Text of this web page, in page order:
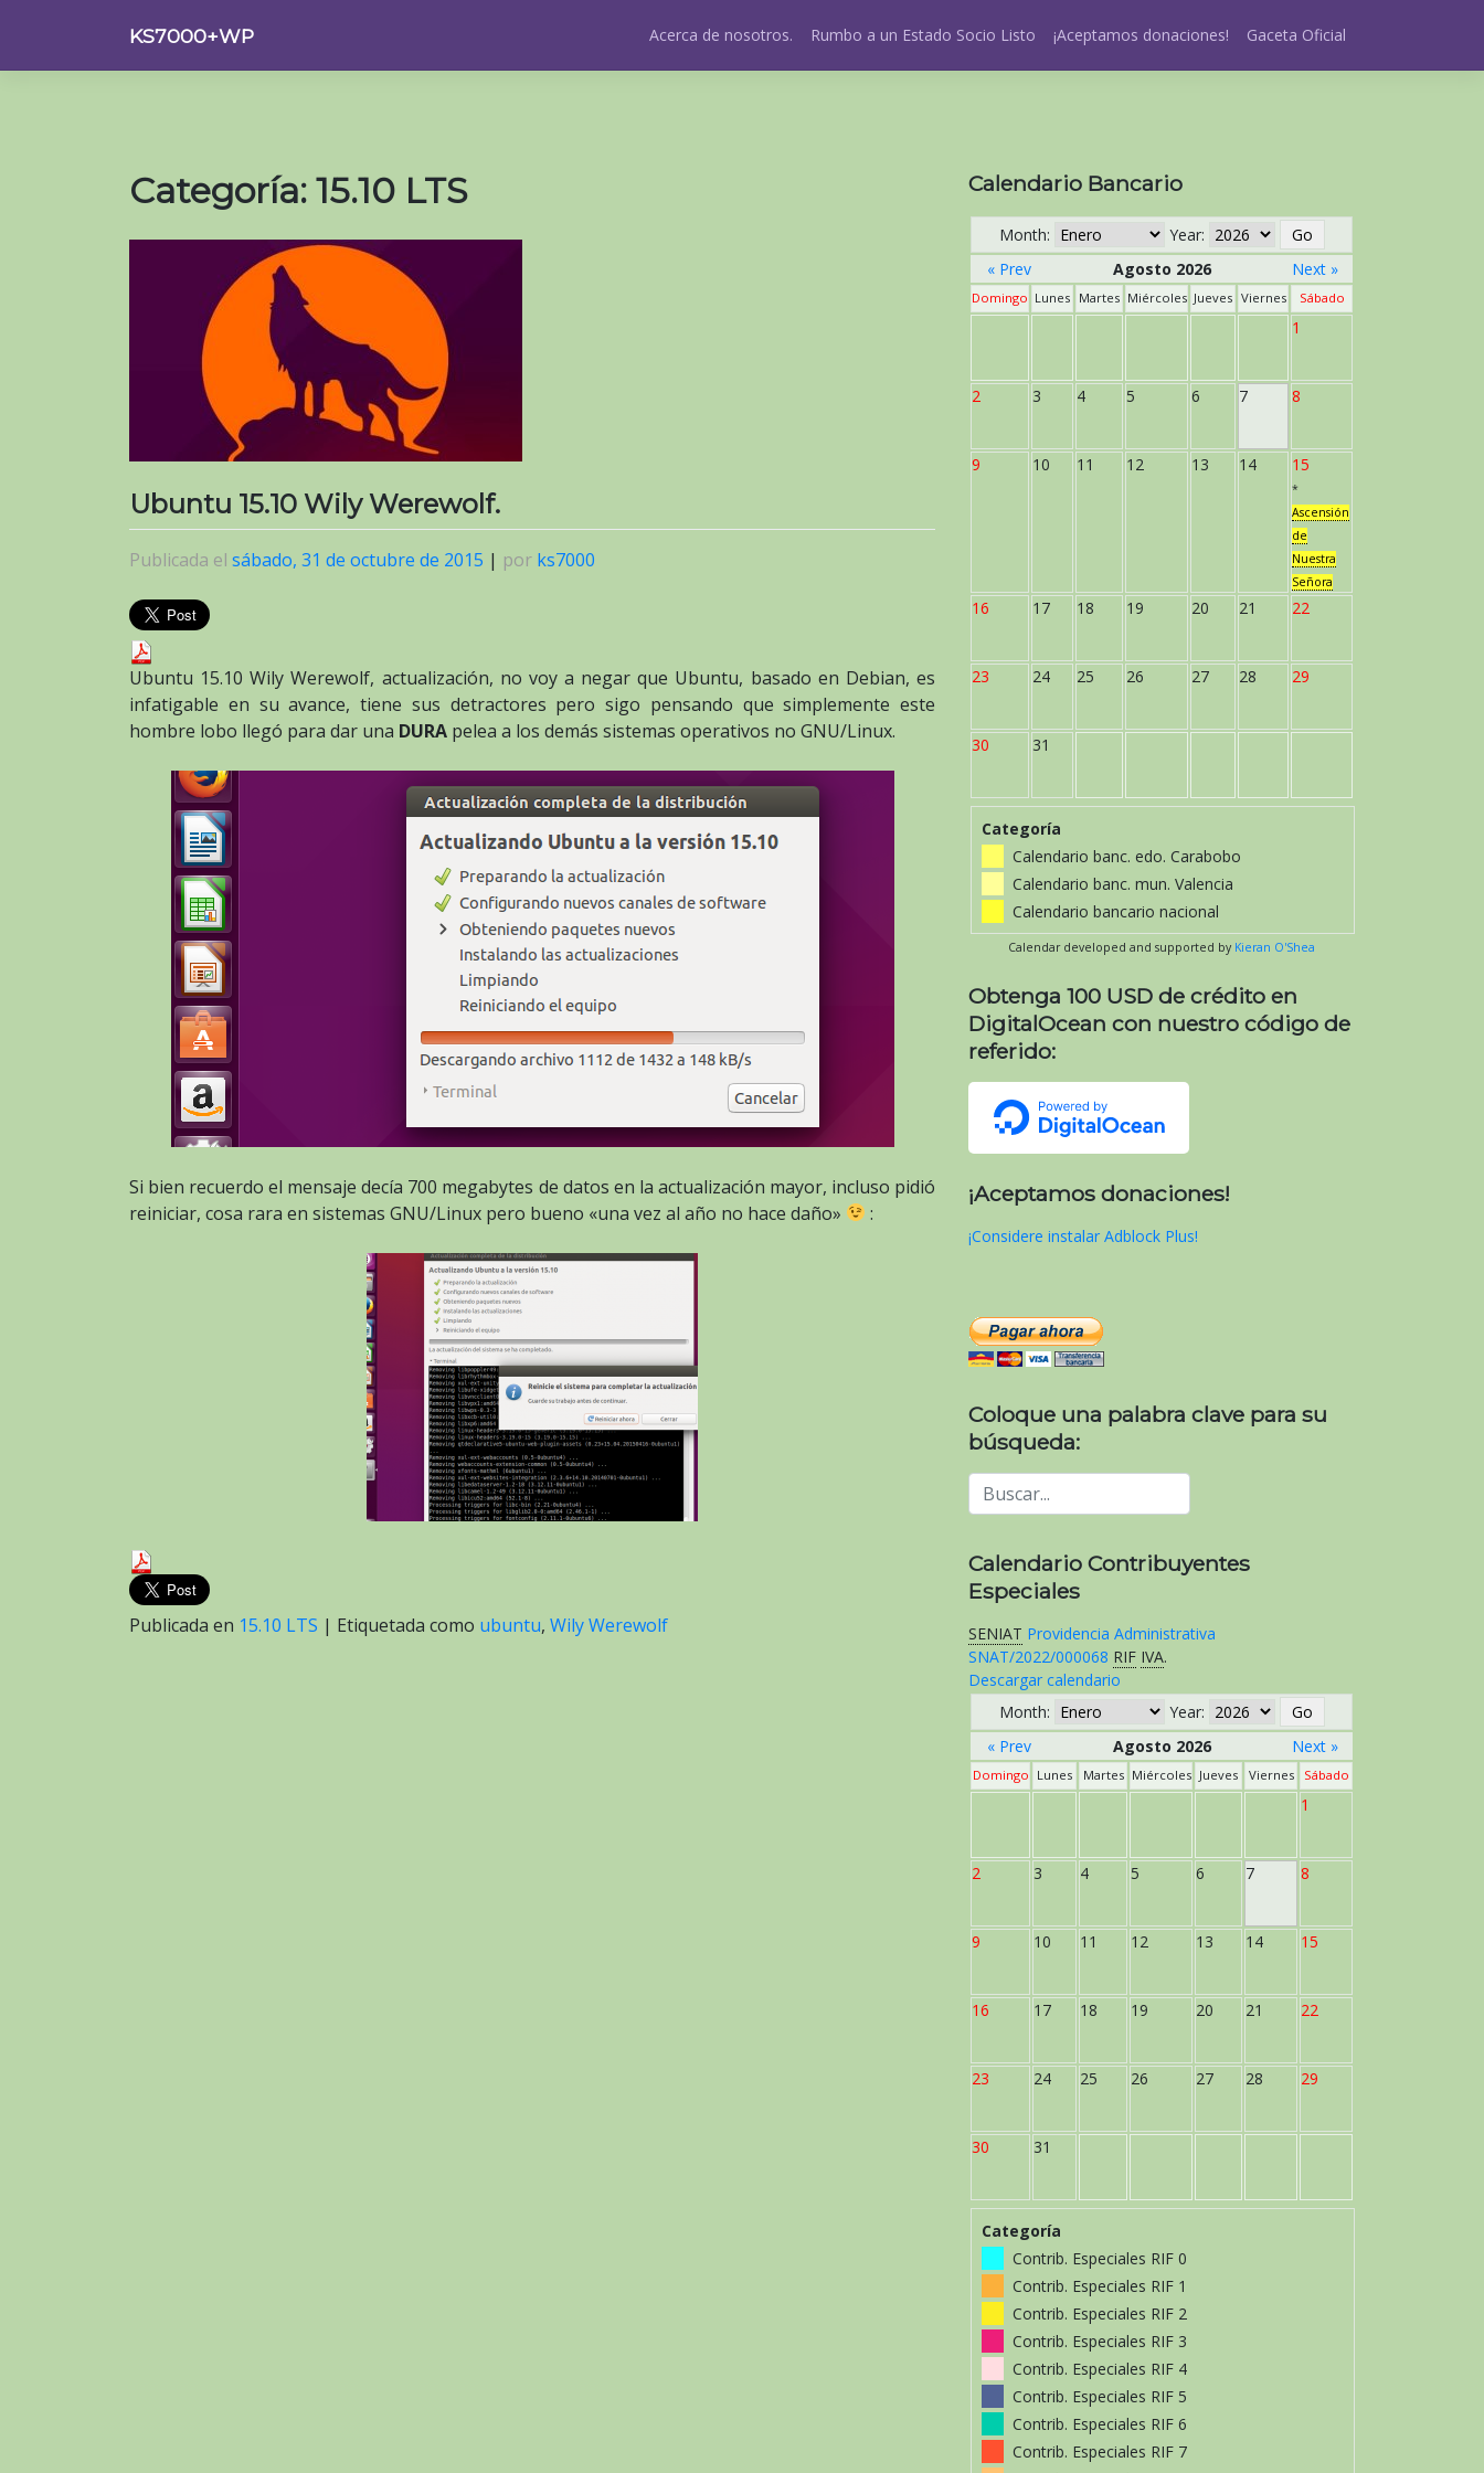
contenido
KS7000+WP Acerca de nosotros. Rumbo a un Estado Socio Listo ¡Aceptamos donaciones! Gaceta Oficial
Categoría: 15.10 LTS
Ubuntu 15.10 Wily Werewolf.
Publicada el sábado, 31 de octubre de 2015 | por ks7000
Ubuntu 15.10 Wily Werewolf, actualización, no voy a negar que Ubuntu, basado en Debian, es
infatigable en su avance, tiene sus detractores pero sigo pensando que simplemente este
hombre lobo llegó para dar una DURA pelea a los demás sistemas operativos no GNU/Linux.
Si bien recuerdo el mensaje decía 700 megabytes de datos en la actualización mayor, incluso pidió
reiniciar, cosa rara en sistemas GNU/Linux pero bueno «una vez al año no hace daño»
:
Publicada en 15.10 LTS | Etiquetada como ubuntu, Wily Werewolf
Calendario Bancario
Month:
Year:
« Prev
Agosto 2026 Next »
Domingo Lunes Martes Miércoles Jueves Viernes Sábado
1
2 3 4 5 6 7 8
9 10 11 12 13 14 15
*
Ascensión
de
Nuestra
Señora
16 17 18 19 20 21 22
23 24 25 26 27 28 29
30 31
Categoría
Calendario banc. edo. Carabobo
Calendario banc. mun. Valencia
Calendario bancario nacional
Calendar developed and supported by Kieran O'Shea
Obtenga 100 USD de crédito en
DigitalOcean con nuestro código de
referido:
¡Aceptamos donaciones!
¡Considere instalar Adblock Plus!
Coloque una palabra clave para su
búsqueda:
Calendario Contribuyentes
Especiales
SENIAT Providencia Administrativa
SNAT/2022/000068 RIF IVA.
Descargar calendario
Month:
Year:
« Prev
Agosto 2026 Next »
Domingo Lunes Martes Miércoles Jueves Viernes Sábado
1
2 3 4 5 6 7 8
9 10 11 12 13 14 15
16 17 18 19 20 21 22
23 24 25 26 27 28 29
30 31
Categoría
Contrib. Especiales RIF 0
Contrib. Especiales RIF 1
Contrib. Especiales RIF 2
Contrib. Especiales RIF 3
Contrib. Especiales RIF 4
Contrib. Especiales RIF 5
Contrib. Especiales RIF 6
Contrib. Especiales RIF 7